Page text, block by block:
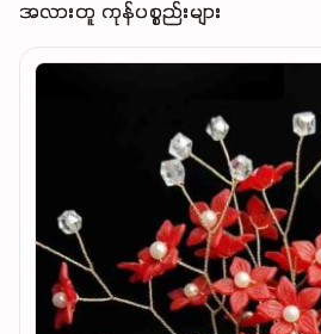
အလားတူ ကုန်ပစ္စည်းများ